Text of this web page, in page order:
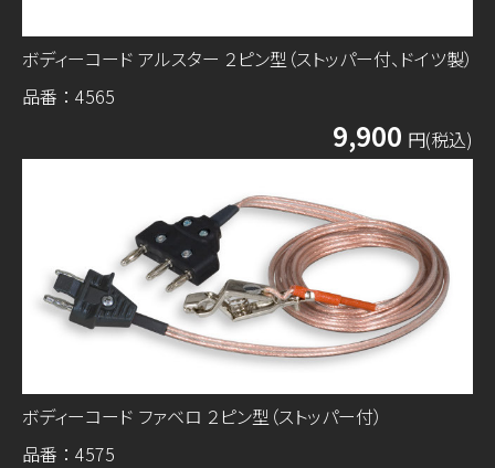
ボディーコード アルスター ２ピン型（ストッパー付、ドイツ製）
品番：4565
9,900 円(税込)
ボディーコード ファベロ ２ピン型（ストッパー付）
品番：4575